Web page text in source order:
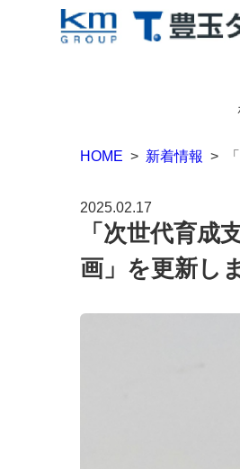
HOME > 新着情報 > 「
2025.02.17
「次世代育成
画」を更新し